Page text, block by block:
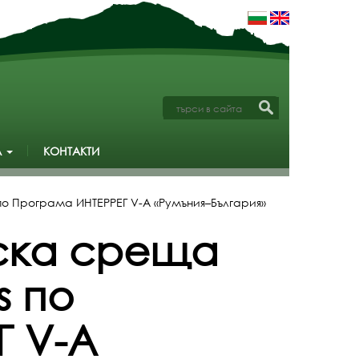
КОНТАКТИ
Програма ИНТЕРРЕГ V-А «Румъния–България»
среща
по
V-А